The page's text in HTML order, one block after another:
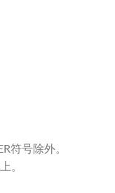
符号除外。
。